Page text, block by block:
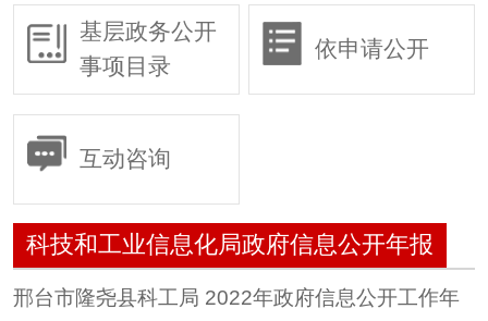
2019年
2018年
基层政务公开
事项目录
依申请公开
互动咨询
科技和工业信息化局政府信息公开年报
邢台市隆尧县科工局 2022年政府信息公开工作年